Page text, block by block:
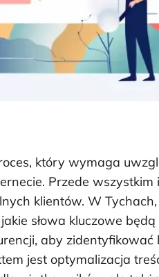
który wymaga
Przede wszystkim
klientów. W
słowa kluczowe
aby zidentyfikować
jest optymalizacja